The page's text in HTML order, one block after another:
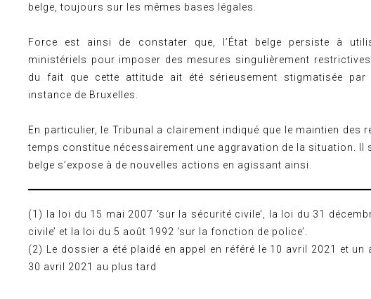
belge, toujours sur les mêmes bases légales.
Force est ainsi de constater que, l’État belge persiste à
ministériels pour imposer des mesures singulièrement
du fait que cette attitude ait été sérieusement stigmatisée par
instance de Bruxelles.
En particulier, le Tribunal a clairement indiqué que le maintien des
temps constitue nécessairement une aggravation de la situation. Il
belge s’expose à de nouvelles actions en agissant ainsi.
(1) la loi du 15 mai 2007 ‘sur la sécurité civile’, la loi du 31
civile’ et la loi du 5 août 1992 ‘sur la fonction de police’.
(2) Le dossier a été plaidé en appel en référé le 10 avril 2021 et
30 avril 2021 au plus tard